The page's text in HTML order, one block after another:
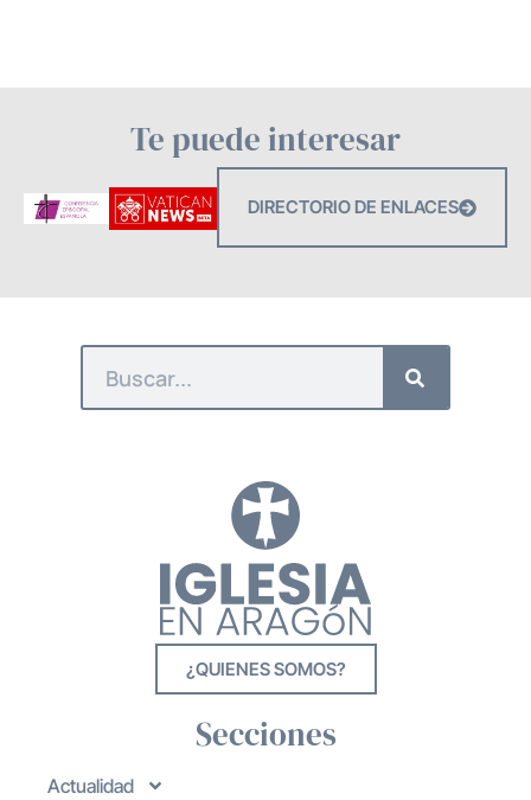
Te puede interesar
DIRECTORIO DE ENLACES
¿QUIENES SOMOS?
Secciones
Actualidad